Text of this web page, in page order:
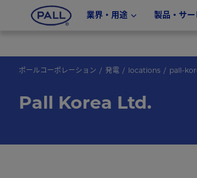
業界・用途 製品・サー
ポールコーポレーション 発電 locations pall-
Pall Korea Ltd.